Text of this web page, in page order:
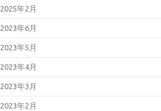
2025年2月
2023年6月
2023年5月
2023年4月
2023年3月
2023年2月